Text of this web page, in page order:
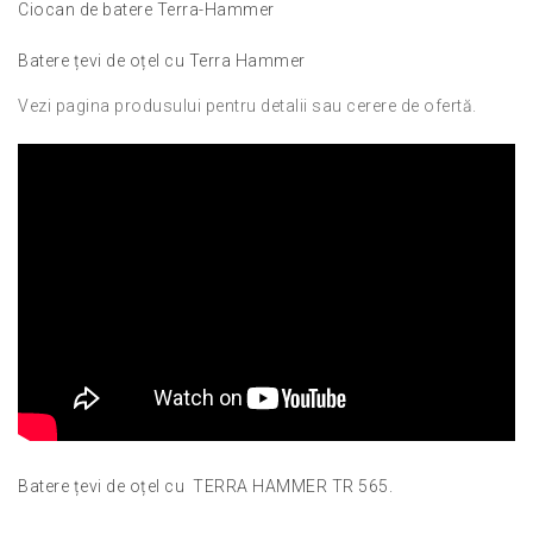
Ciocan de batere Terra-Hammer
Batere țevi de oțel cu Terra Hammer
Vezi pagina produsului pentru detalii sau cerere de ofertă.
Batere țevi de oțel cu TERRA HAMMER TR 565.